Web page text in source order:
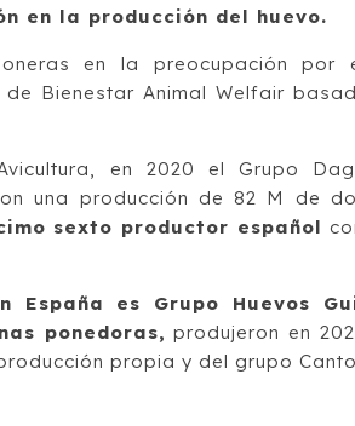
en la producción del huevo.
en la preocupación
Bienestar Animal Welfair
en 2020 el Grupo
una producción de 82 M de
sexto productor español
es Grupo Huevos
ponedoras, produjeron en
propia y del grupo